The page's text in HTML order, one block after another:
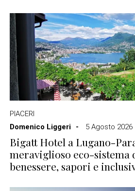
PIACERI
Domenico Liggeri
5 Agosto 2026
Bigatt Hotel a Lugano-
meraviglioso eco-sistema
benessere, sapori e